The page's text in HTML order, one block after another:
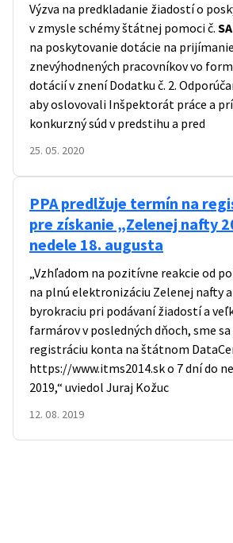
Výzva na predkladanie žiadostí o
v zmysle schémy štátnej pomoci č.
na poskytovanie dotácie na prijímanie
znevýhodnených pracovníkov vo
dotácií v znení Dodatku č. 2.
aby oslovovali Inšpektorát práce a
konkurzný súd v predstihu a pred
25. 05. 2020
PPA predlžuje termín na
pre získanie „Zelenej nafty
nedele 18. augusta
„Vzhľadom na pozitívne reakcie od
na plnú elektronizáciu Zelenej nafty
byrokraciu pri podávaní žiadostí a
farmárov v posledných dňoch, sme
registráciu konta na štátnom
https://www.itms2014.sko 7 dní do
2019,“ uviedol Juraj Kožuc
12. 08. 2019